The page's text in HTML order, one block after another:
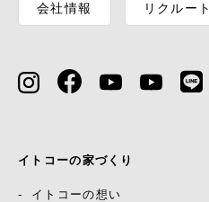
会社情報 リクルート
イトコーの家づくり
イトコーの想い